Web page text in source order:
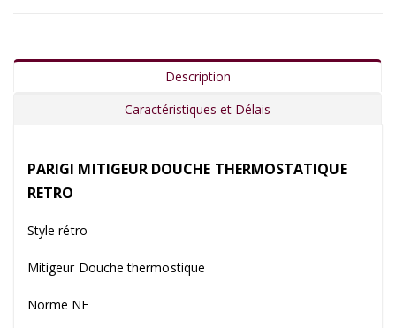
Description
Caractéristiques et Délais
PARIGI MITIGEUR DOUCHE THERMOSTATIQUE
RETRO
Style rétro
Mitigeur Douche thermostique
Norme NF